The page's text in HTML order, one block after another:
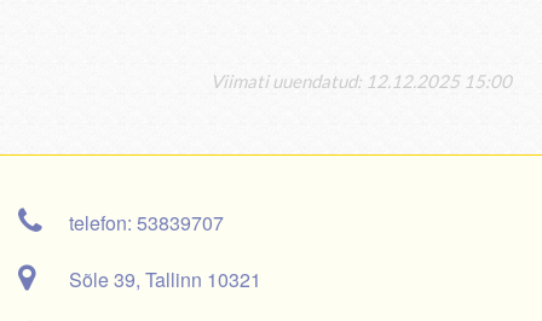
Viimati uuendatud: 12.12.2025 15:00
telefon: 53839707
Sõle 39, Tallinn 10321